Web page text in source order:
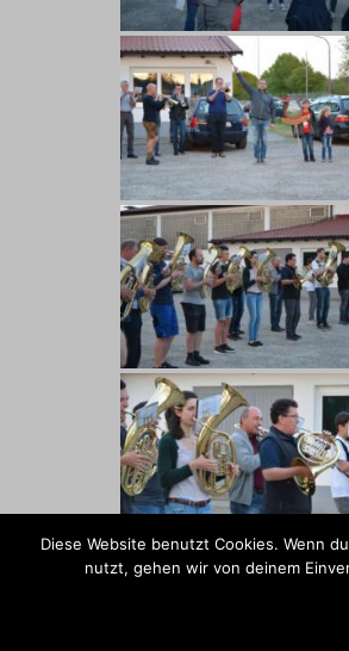
Diese Website benutzt Cookies. Wenn
nutzt, gehen wir von deinem